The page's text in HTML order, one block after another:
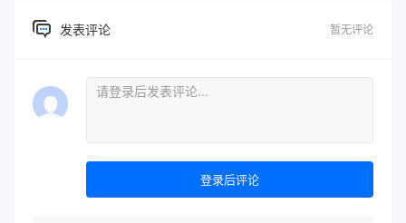
发表评论 暂无评论
登录后评论